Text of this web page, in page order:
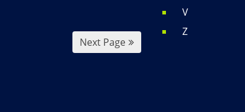
Next Page
V
Z